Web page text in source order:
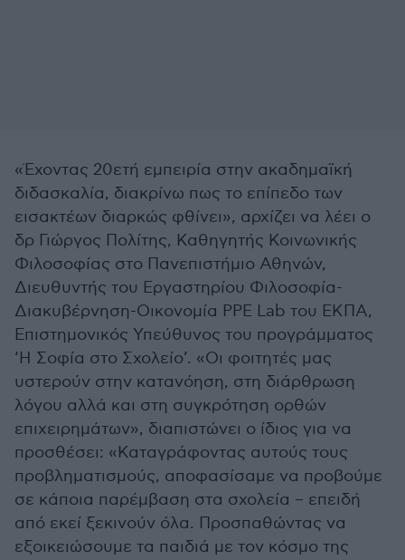
«Έχοντας 20ετή εμπειρία στην ακαδημαϊκή
διδασκαλία, διακρίνω πως το επίπεδο των
εισακτέων διαρκώς φθίνει», αρχίζει να λέει ο
δρ Γιώργος Πολίτης, Καθηγητής Κοινωνικής
Φιλοσοφίας στο Πανεπιστήμιο Αθηνών,
Διευθυντής του Εργαστηρίου Φιλοσοφία-
Διακυβέρνηση-Οικονομία PPE Lab του ΕΚΠΑ,
Επιστημονικός Υπεύθυνος του προγράμματος
‘Η Σοφία στο Σχολείο’. «Οι φοιτητές μας
υστερούν στην κατανόηση, στη διάρθρωση
λόγου αλλά και στη συγκρότηση ορθών
επιχειρημάτων», διαπιστώνει ο ίδιος για να
προσθέσει: «Καταγράφοντας αυτούς τους
προβληματισμούς, αποφασίσαμε να προβούμε
σε κάποια παρέμβαση στα σχολεία – επειδή
από εκεί ξεκινούν όλα. Προσπαθώντας να
εξοικειώσουμε τα παιδιά με τον κόσμο της